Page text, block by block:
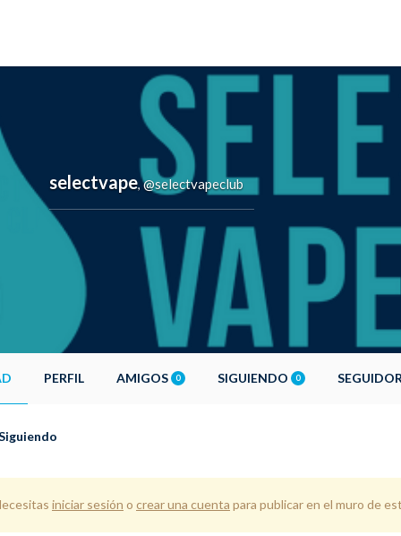
selectvape, @selectvapeclub
PERFIL AMIGOS 0 SIGUIENDO 0
iniciar sesión o crear una cuenta para publicar en el muro de